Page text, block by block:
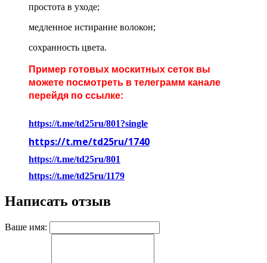
простота в уходе;
медленное истирание волокон;
сохранность цвета.
Пример готовых москитных сеток вы
можете посмотреть в телеграмм канале
перейдя по ссылке:
https://t.me/td25ru/801?single
https://t.me/td25ru/1740
https://t.me/td25ru/801
https://t.me/td25ru/1179
Написать отзыв
Ваше имя: